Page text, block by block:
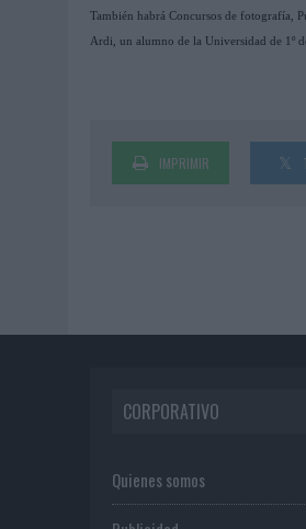
También habrá Concursos de fotografía,
Ardi, un alumno de la Universidad de 1º
IMPRIMIR
CORPORATIVO
Quienes somos